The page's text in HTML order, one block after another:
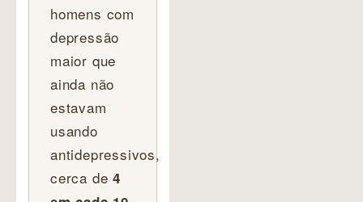
homens com
depressão
maior que
ainda não
estavam
usando
antidepressivos,
cerca de4